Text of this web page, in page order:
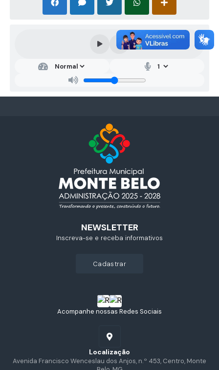
Acompanhe nossas Redes Sociais
Localização
Avenida Francisco Wenceslau dos Anjos, n.º 453, Centro, Monte
NEWSLETTER
Inscreva-se e receba informativos
cadastrar